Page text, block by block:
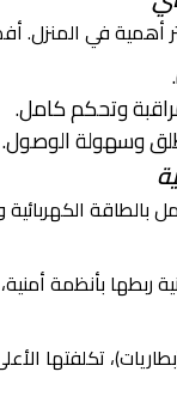
أهمية في المنزل.
وتحكم كامل.
وسهولة الوصول.
بالطاقة الكهربائية
ربطها بأنظمة
تكلفتها